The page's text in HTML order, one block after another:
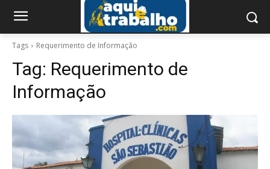
Tags Requerimento de Informação
Tag: Requerimento de
Informação